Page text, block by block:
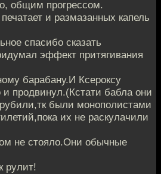
общим прогрессом.
и размазанных капель
спасибо сказать
эффект притягивания
барабану.И Ксероксу
и продвинул.(Кстати бабла они
были монополистами
их не раскулачили
не стояло.Они обычные
рулит!